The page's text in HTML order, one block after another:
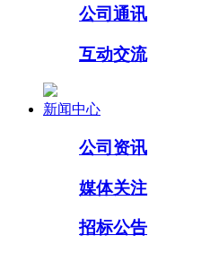
公司通讯
互动交流
新闻中心
公司资讯
媒体关注
招标公告